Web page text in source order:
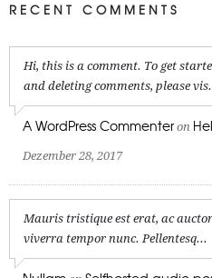
RECENT COMMENTS
Hi, this is a comment. To get
and deleting comments, please
A WordPress Commenter on
Dezember 28, 2017
Mauris tristique est erat, ac
viverra tempor nunc. Pellentesq...